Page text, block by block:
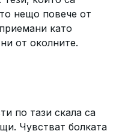
нещо повече от
като
от околните.
по тази скала са
Чувстват болката